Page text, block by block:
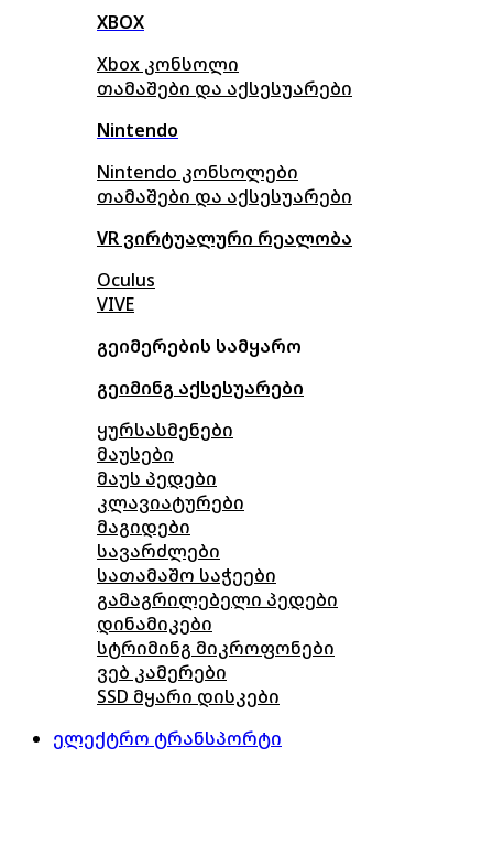
XBOX
Xbox კონსოლი
თამაშები და აქსესუარები
Nintendo
Nintendo კონსოლები
თამაშები და აქსესუარები
VR ვირტუალური რეალობა
Oculus
VIVE
გეიმერების სამყარო
გეიმინგ აქსესუარები
ყურსასმენები
მაუსები
მაუს პედები
კლავიატურები
მაგიდები
სავარძლები
სათამაშო საჭეები
გამაგრილებელი პედები
დინამიკები
სტრიმინგ მიკროფონები
ვებ კამერები
SSD მყარი დისკები
ელექტრო ტრანსპორტი